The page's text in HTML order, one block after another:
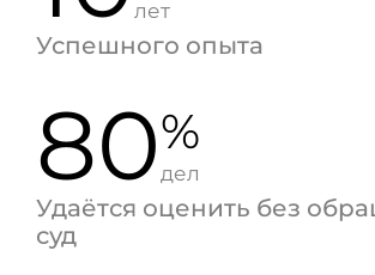
лет
Успешного опыта
80%
дел
Удаётся оценить без
суд